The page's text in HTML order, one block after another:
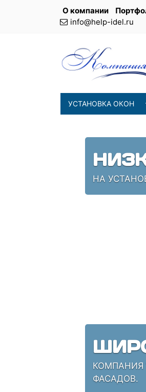
О компании
info@help-idel.ru
УСТАНОВКА ОКОН
НА
КОМПАНИЯ
ФАСАДОВ.